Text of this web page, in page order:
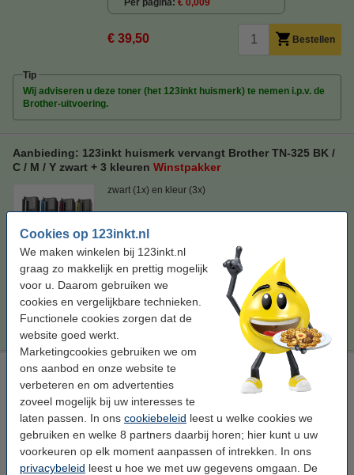
Cookies op 123inkt.nl
We maken winkelen bij 123inkt.nl
graag zo makkelijk en prettig mogelijk
voor u. Daarom gebruiken we
cookies en vergelijkbare technieken.
Functionele cookies zorgen dat de
website goed werkt.
Marketingcookies gebruiken we om
ons aanbod en onze website te
verbeteren en om advertenties
zoveel mogelijk bij uw interesses te
laten passen. In ons cookiebeleid leest u welke cookies we
gebruiken en welke 8 partners daarbij horen; hier kunt u uw
voorkeuren op elk moment aanpassen of intrekken. In ons
privacybeleid leest u hoe we met uw gegevens omgaan. De
Per pagina € 0,009
€ 39,50 Bestellen
Tip
Wij adviseren u deze toner (het 123inkt huismerk) te nemen i.p.v. de
Brother-uitvoering.
Aanbieding: 123inkt huismerk vervangt Brother TN-325 BK /
C / M / Y zwart + 3 kleuren Winstpakker
zwart (1x) en kleur (3x)
Direct leverbaar
Maandag in huis
Per pagina € 0,016
€ 259,50 Bestellen
Laserprinter reinigingsdoek
geel 999058
Bekijk de specificaties en omschrijving
Direct leverbaar
Maandag in huis